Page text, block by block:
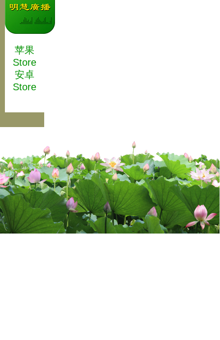
苹果
Store
安卓
Store